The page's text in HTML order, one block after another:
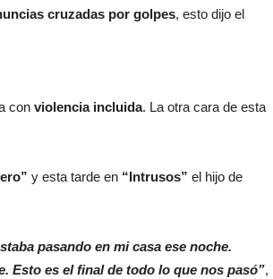
cruzadas por golpes, esto dijo el
con violencia incluida. La otra cara de esta
y esta tarde en “Intrusos” el hijo de
pasando en mi casa ese noche.
Esto es el final de todo lo que nos pasó”,